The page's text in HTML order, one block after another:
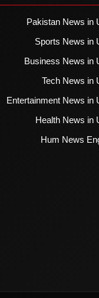
Pakistan News in
Sports News in
Business News in
Tech News in
Entertainment News in
Health News in
Hum News